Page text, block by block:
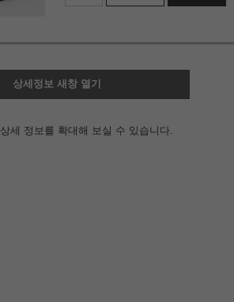
상세정보 새창 열기
상세 정보를 확대해 보실 수 있습니다.